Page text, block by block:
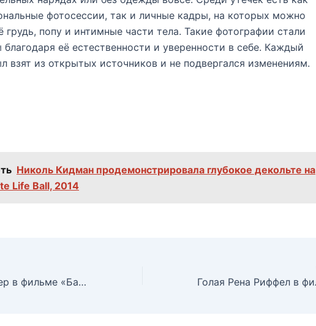
фотосессии, так и личные кадры, на которых можно
грудь, попу и интимные части тела. Такие фотографии стали
благодаря её естественности и уверенности в себе. Каждый
взят из открытых источников и не подвергался изменениям.
Николь Кидман продемонстрировала глубокое декольте на
Life Ball, 2014
Голая Пэм Гриер в фильме «Барабан», 1976